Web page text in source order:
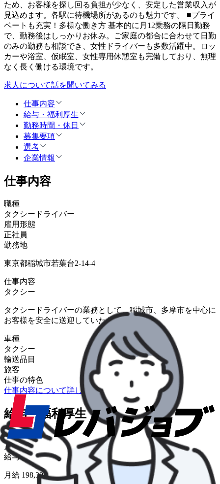
ため、お客様を探し回る負担が少なく、安定した営業収入が
見込めます。各駅に待機場所があるのも魅力です。 ■プライ
ベートも充実！多様な働き方 基本的に月12乗務の隔日勤務
で、勤務後はしっかりお休み。ご家庭の都合に合わせて日勤
のみの勤務も相談でき、女性ドライバーも多数活躍中。ロッ
カーや浴室、仮眠室、女性専用休憩室も完備しており、無理
なく長く働ける環境です。
求人について話を聞いてみる
仕事内容
給与・福利厚生
勤務時間・休日
募集要項
選考
企業情報
仕事内容
職種
タクシードライバー
雇用形態
正社員
勤務地
東京都稲城市若葉台2-14-4
仕事内容
タクシー
タクシードライバーの業務として、稲城市、多摩市を中心に
お客様を安全に送迎していただきます。
車種
タクシー
輸送品目
旅客
仕事の特色
仕事内容について詳しく知りたい
給与・福利厚生
給与形態
月給
給与
月給 198,308円〜